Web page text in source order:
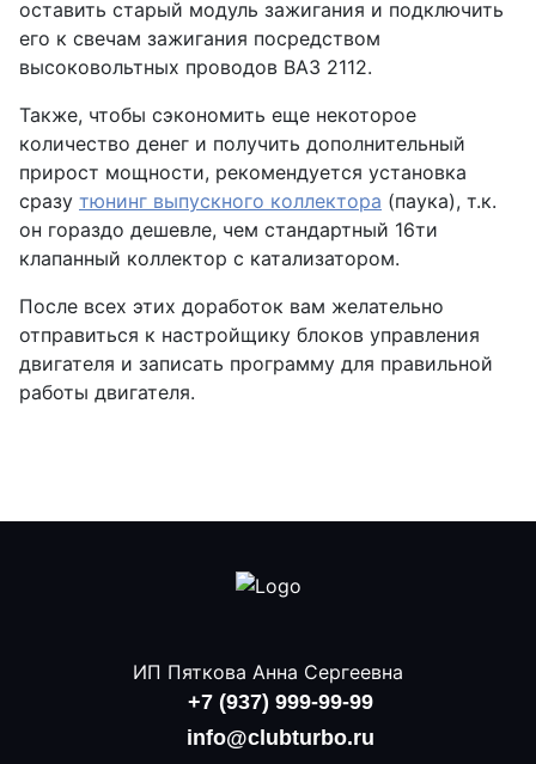
оставить старый модуль зажигания и подключить
его к свечам зажигания посредством
высоковольтных проводов ВАЗ 2112.
Также, чтобы сэкономить еще некоторое
количество денег и получить дополнительный
прирост мощности, рекомендуется установка
сразу тюнинг выпускного коллектора (паука), т.к.
он гораздо дешевле, чем стандартный 16ти
клапанный коллектор с катализатором.
После всех этих доработок вам желательно
отправиться к настройщику блоков управления
двигателя и записать программу для правильной
работы двигателя.
ИП Пяткова Анна Сергеевна
+7 (937) 999-99-99
info@clubturbo.ru